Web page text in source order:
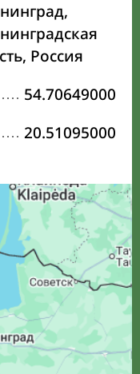
Россия
54.70649000
20.51095000